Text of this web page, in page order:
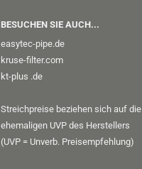
BESUCHEN SIE AUCH...
easytec-pipe.de
kruse-filter.com
kt-plus .de
Streichpreise beziehen sich auf die
ehemaligen UVP des Herstellers
(UVP = Unverb. Preisempfehlung)